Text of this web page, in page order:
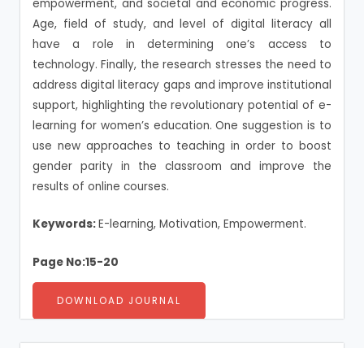
empowerment, and societal and economic progress.
Age, field of study, and level of digital literacy all
have a role in determining one’s access to
technology. Finally, the research stresses the need to
address digital literacy gaps and improve institutional
support, highlighting the revolutionary potential of e-
learning for women’s education. One suggestion is to
use new approaches to teaching in order to boost
gender parity in the classroom and improve the
results of online courses.
Keywords:E-learning, Motivation, Empowerment.
Page No:15-20
DOWNLOAD JOURNAL